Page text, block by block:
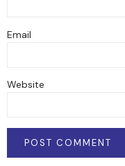
Email
Website